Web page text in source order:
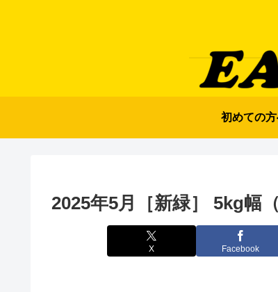
初めての
2025年5月［新緑］ 5kg幅
X Facebook